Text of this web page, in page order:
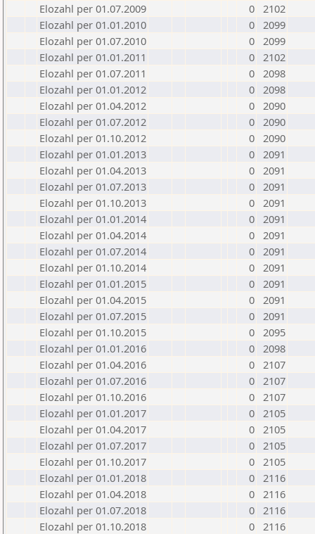
Elozahl per 01.07.2009
0 2102
Elozahl per 01.01.2010
0 2099
Elozahl per 01.07.2010
0 2099
Elozahl per 01.01.2011
0 2102
Elozahl per 01.07.2011
0 2098
Elozahl per 01.01.2012
0 2098
Elozahl per 01.04.2012
0 2090
Elozahl per 01.07.2012
0 2090
Elozahl per 01.10.2012
0 2090
Elozahl per 01.01.2013
0 2091
Elozahl per 01.04.2013
0 2091
Elozahl per 01.07.2013
0 2091
Elozahl per 01.10.2013
0 2091
Elozahl per 01.01.2014
0 2091
Elozahl per 01.04.2014
0 2091
Elozahl per 01.07.2014
0 2091
Elozahl per 01.10.2014
0 2091
Elozahl per 01.01.2015
0 2091
Elozahl per 01.04.2015
0 2091
Elozahl per 01.07.2015
0 2091
Elozahl per 01.10.2015
0 2095
Elozahl per 01.01.2016
0 2098
Elozahl per 01.04.2016
0 2107
Elozahl per 01.07.2016
0 2107
Elozahl per 01.10.2016
0 2107
Elozahl per 01.01.2017
0 2105
Elozahl per 01.04.2017
0 2105
Elozahl per 01.07.2017
0 2105
Elozahl per 01.10.2017
0 2105
Elozahl per 01.01.2018
0 2116
Elozahl per 01.04.2018
0 2116
Elozahl per 01.07.2018
0 2116
Elozahl per 01.10.2018
0 2116